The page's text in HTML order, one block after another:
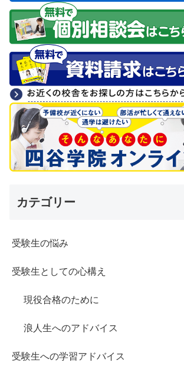
カテゴリー
受験生の悩み
受験生としての心構え
現役合格のために
浪人生へのアドバイス
受験生への学習アドバイス